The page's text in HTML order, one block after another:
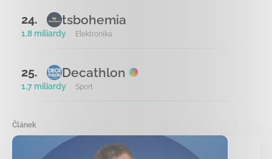
24. tsbohemia
1,8 miliardy Elektronika
25. Decathlon
1,7 miliardy Sport
Článek